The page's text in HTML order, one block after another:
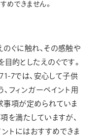
めできません。
のぐに触れ、その感触や
的としたえのぐです。
7では、安心して子供
フィンガーペイント用
事項が定められていま
を満たしていますが、
トにはおすすめできま